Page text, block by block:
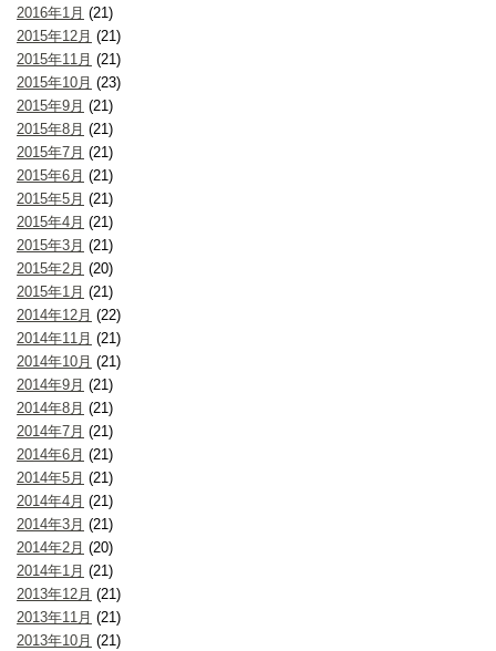
2016年1月 (21)
2015年12月 (21)
2015年11月 (21)
2015年10月 (23)
2015年9月 (21)
2015年8月 (21)
2015年7月 (21)
2015年6月 (21)
2015年5月 (21)
2015年4月 (21)
2015年3月 (21)
2015年2月 (20)
2015年1月 (21)
2014年12月 (22)
2014年11月 (21)
2014年10月 (21)
2014年9月 (21)
2014年8月 (21)
2014年7月 (21)
2014年6月 (21)
2014年5月 (21)
2014年4月 (21)
2014年3月 (21)
2014年2月 (20)
2014年1月 (21)
2013年12月 (21)
2013年11月 (21)
2013年10月 (21)